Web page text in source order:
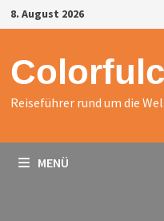
Zurück
zum
8. August 2026
Reiseführer rund um die
MENÜ